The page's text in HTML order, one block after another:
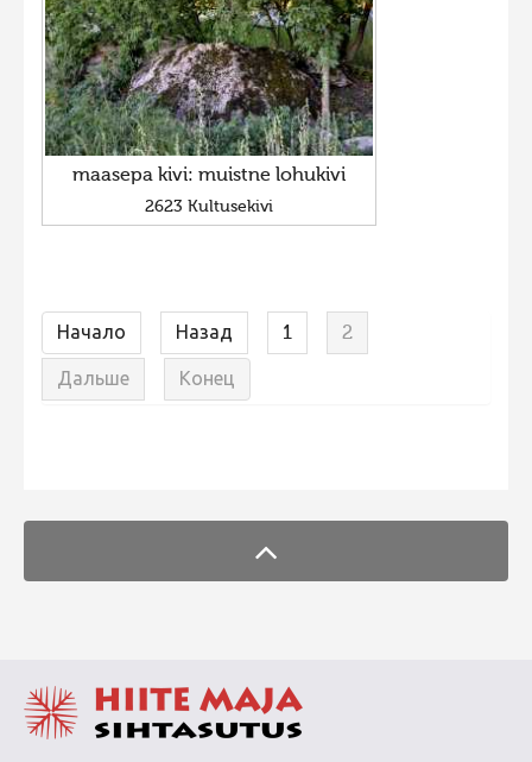
maasepa kivi: muistne lohukivi
2623 Kultusekivi
Начало Назад 1 2
Дальше Конец